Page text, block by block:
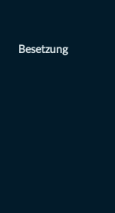
Besetzung